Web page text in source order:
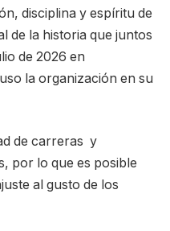
disciplina y espíritu de
de la historia que juntos
de 2026 en
la organización en su
de carreras y
por lo que es posible
al gusto de los